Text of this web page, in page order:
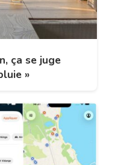
ça se juge
»